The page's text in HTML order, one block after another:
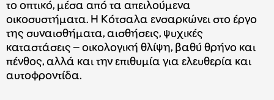
το οπτικό, μέσα από τα απειλούμενα
οικοσυστήματα. Η Κότσαλα ενσαρκώνει στο έργο
της συναισθήματα, αισθήσεις, ψυχικές
καταστάσεις – οικολογική θλίψη, βαθύ θρήνο και
πένθος, αλλά και την επιθυμία για ελευθερία και
αυτοφροντίδα.